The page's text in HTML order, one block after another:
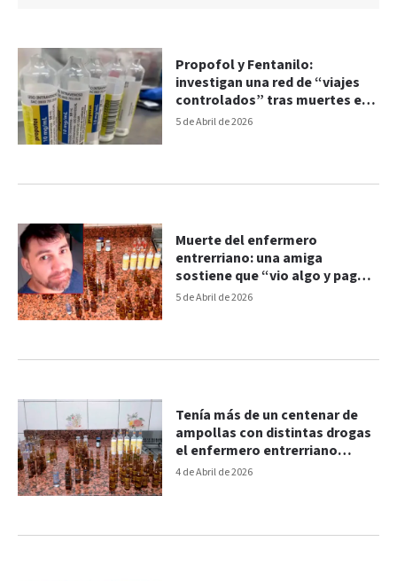
5 de Abril de 2026
Propofol y Fentanilo:
investigan una red de “viajes
controlados” tras muertes en
Palermo
5 de Abril de 2026
Muerte del enfermero
entrerriano: una amiga
sostiene que “vio algo y pagó
con su vida”
4 de Abril de 2026
Tenía más de un centenar de
ampollas con distintas drogas
el enfermero entrerriano
hallado muerto